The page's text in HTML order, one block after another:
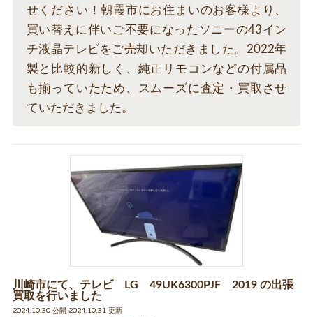
せください！朝霞市にお住まいのお客様より、
買い替えに伴いご不要になったソニーの43イン
チ液晶テレビをご売却いただきました。2022年
製と比較的新しく、純正リモコンなどの付属品
も揃っていたため、スムーズに査定・買取させ
ていただきました。
川崎市にて、テレビ LG 49UK6300PJF 2019 の出張
買取を行いました
2024.10.30 公開 2024.10.31 更新